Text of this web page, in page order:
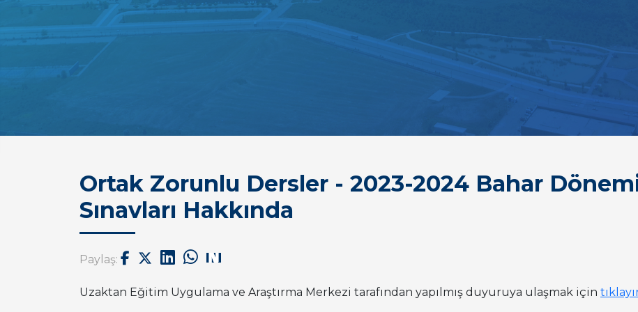
Ortak Zorunlu Dersler - 2023-2024 Bahar
Sınavları Hakkında
Paylaş:
Uzaktan Eğitim Uygulama ve Araştırma Merkezi tarafından yapılmış duyuruya ulaşmak için